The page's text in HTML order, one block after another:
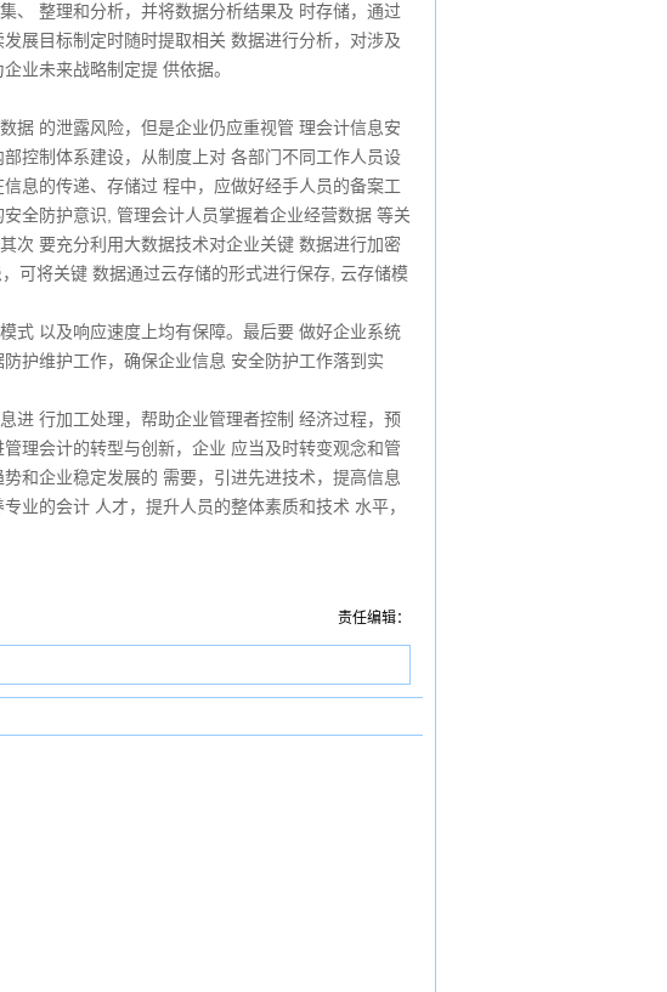
、 整理和分析，并将数据分析结果及 时存储，通过
展目标制定时随时提取相关 数据进行分析，对涉及
业未来战略制定提 供依据。
据 的泄露风险，但是企业仍应重视管 理会计信息安
控制体系建设，从制度上对 各部门不同工作人员设
息的传递、存储过 程中，应做好经手人员的备案工
全防护意识, 管理会计人员掌握着企业经营数据 等关
次 要充分利用大数据技术对企业关键 数据进行加密
可将关键 数据通过云存储的形式进行保存, 云存储模
式 以及响应速度上均有保障。最后要 做好企业系统
护维护工作，确保企业信息 安全防护工作落到实
进 行加工处理，帮助企业管理者控制 经济过程，预
理会计的转型与创新，企业 应当及时转变观念和管
和企业稳定发展的 需要，引进先进技术，提高信息
业的会计 人才，提升人员的整体素质和技术 水平，
责任编辑：